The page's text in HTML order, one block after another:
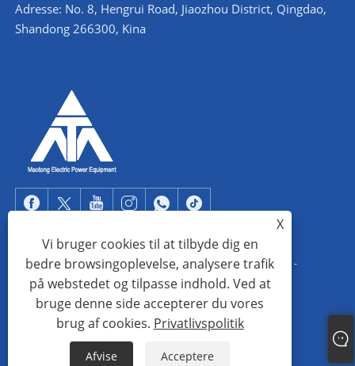
Adresse: No. 8, Hengrui Road, Jiaozhou District, Qingdao,
Shandong 266300, Kina
Copyright © 2022 Qingdao Maotong Power Equipment Co., Ltd. -
Vinkelståltårn, understation stålkonstruktion, stålrørstårn - Alle
rettigheder forbeholdes.
Sitemap XML Privatlivspolitik
X
Vi bruger cookies til at tilbyde dig en
bedre browsingoplevelse, analysere trafik
på webstedet og tilpasse indhold. Ved at
bruge denne side accepterer du vores
brug af cookies. Privatlivspolitik
Afvise Acceptere